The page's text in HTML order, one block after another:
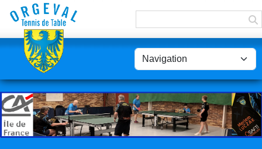
Panneau de gestion des cookies